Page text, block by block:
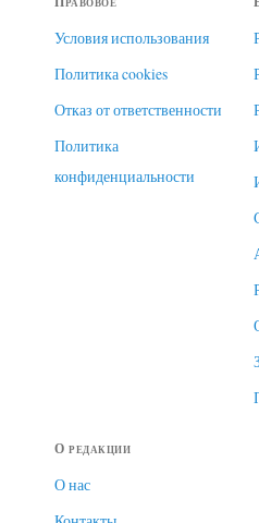
Условия использования
Политика cookies
Отказ от ответственности
Политика
конфиденциальности
О редакции
О нас